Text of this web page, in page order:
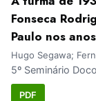
Fonseca
Paulo nos
Hugo Segawa;
5º Seminário
PDF